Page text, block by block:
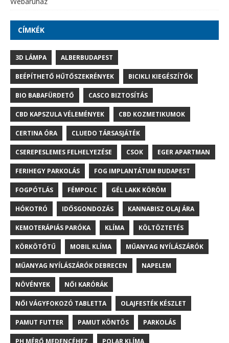
CÍMKÉK
3D LÁMPA ALBERBUDAPEST
BEÉPÍTHETŐ HŰTŐSZEKRÉNYEK BICIKLI KIEGÉSZÍTŐK
BIO BABAFÜRDETŐ CASCO BIZTOSÍTÁS
CBD KAPSZULA VÉLEMÉNYEK CBD KOZMETIKUMOK
CERTINA ÓRA CLUEDO TÁRSASJÁTÉK
CSEREPESLEMES FELHELYEZÉSE CSOK EGER APARTMAN
FERIHEGY PARKOLÁS FOG IMPLANTÁTUM BUDAPEST
FOGPÓTLÁS FÉMPOLC GÉL LAKK KÖRÖM
HÓKOTRÓ IDŐSGONDOZÁS KANNABISZ OLAJ ÁRA
KEMOTERÁPIÁS PARÓKA KLÍMA KÖLTÖZTETÉS
KÖRKÖTŐTŰ MOBIL KLÍMA MŰANYAG NYÍLÁSZÁRÓK
MŰANYAG NYÍLÁSZÁRÓK DEBRECEN NAPELEM
NÖVÉNYEK NŐI KARÓRÁK
NŐI VÁGYFOKOZÓ TABLETTA OLAJFESTÉK KÉSZLET
PAMUT FUTTER PAMUT KÖNTÖS PARKOLÁS
PH MÉRŐ MEDENCÉHEZ POLAR KLÍMA